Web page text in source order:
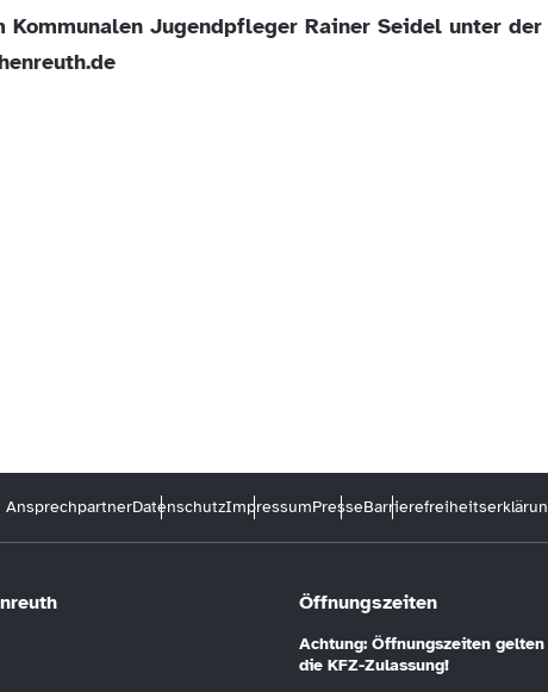
Jugendpfleger Rainer Seidel unter der
AnsprechpartnerDatenschutzImpressumPresse
Öffnungszeiten
Achtung: Öffnungszeiten
die KFZ-Zulassung!